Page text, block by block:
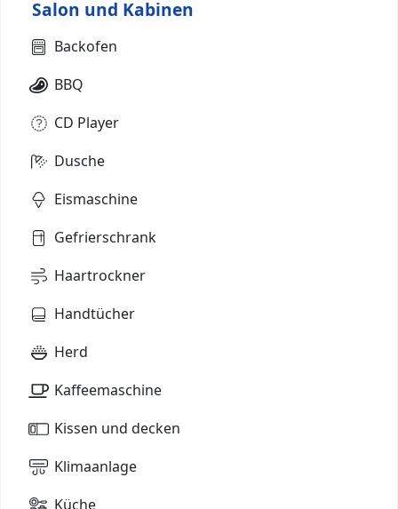
Salon und Kabinen
Backofen
BBQ
CD Player
Dusche
Eismaschine
Gefrierschrank
Haartrockner
Handtücher
Herd
Kaffeemaschine
Kissen und decken
Klimaanlage
Küche